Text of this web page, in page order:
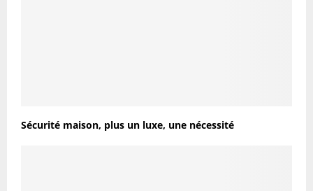
Sécurité maison, plus un luxe, une nécessité